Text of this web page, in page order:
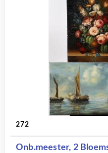
272
Onb.meester, 2